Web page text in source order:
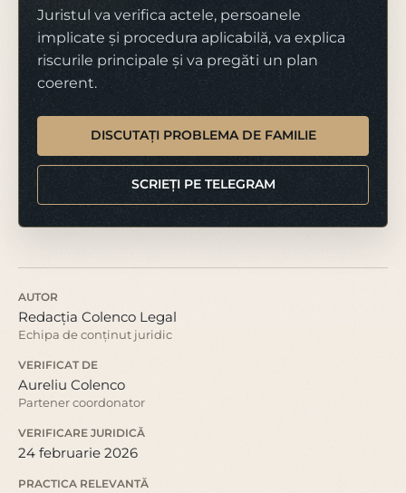
Juristul va verifica actele, persoanele
implicate și procedura aplicabilă, va explica
riscurile principale și va pregăti un plan
coerent.
DISCUTAȚI PROBLEMA DE FAMILIE
SCRIEȚI PE TELEGRAM
AUTOR
Redacția Colenco Legal
Echipa de conținut juridic
VERIFICAT DE
Aureliu Colenco
Partener coordonator
VERIFICARE JURIDICĂ
24 februarie 2026
PRACTICA RELEVANTĂ